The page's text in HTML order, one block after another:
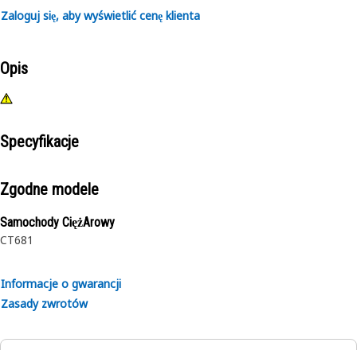
Zaloguj się, aby wyświetlić cenę klienta
Opis
Specyfikacje
Zgodne modele
Samochody CiężArowy
CT681
Informacje o gwarancji
Zasady zwrotów